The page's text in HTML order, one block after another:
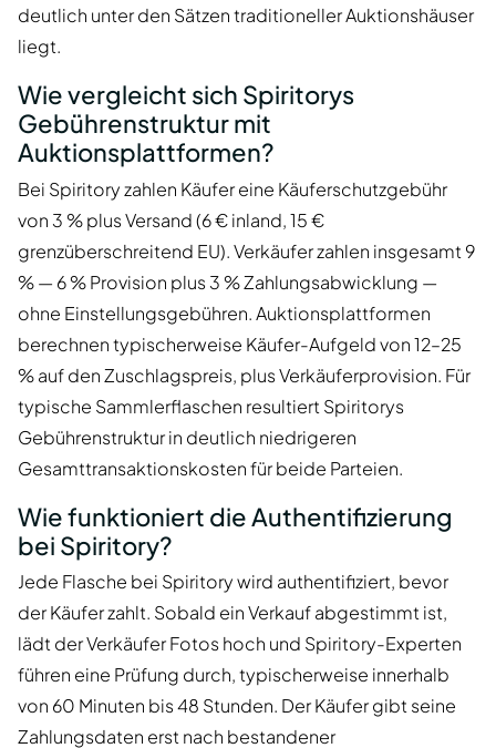
deutlich unter den Sätzen traditioneller Auktionshäuser
liegt.
Wie vergleicht sich Spiritorys
Gebührenstruktur mit
Auktionsplattformen?
Bei Spiritory zahlen Käufer eine Käuferschutzgebühr
von 3 % plus Versand (6 € inland, 15 €
grenzüberschreitend EU). Verkäufer zahlen insgesamt 9
% — 6 % Provision plus 3 % Zahlungsabwicklung —
ohne Einstellungsgebühren. Auktionsplattformen
berechnen typischerweise Käufer-Aufgeld von 12–25
% auf den Zuschlagspreis, plus Verkäuferprovision. Für
typische Sammlerflaschen resultiert Spiritorys
Gebührenstruktur in deutlich niedrigeren
Gesamttransaktionskosten für beide Parteien.
Wie funktioniert die Authentifizierung
bei Spiritory?
Jede Flasche bei Spiritory wird authentifiziert, bevor
der Käufer zahlt. Sobald ein Verkauf abgestimmt ist,
lädt der Verkäufer Fotos hoch und Spiritory-Experten
führen eine Prüfung durch, typischerweise innerhalb
von 60 Minuten bis 48 Stunden. Der Käufer gibt seine
Zahlungsdaten erst nach bestandener